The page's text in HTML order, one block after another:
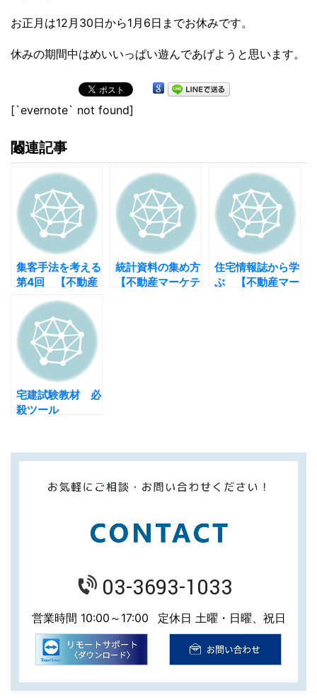
お正月は12月30日から1月6日までお休みです。
休みの期間中はめいいっぱい遊んであげようと思います。
[`evernote` not found]
関連記事
集客手法を考える
第4回 【不動産
マーケティング】
統計資料の集め方
【不動産マーケテ
住宅情報誌から学
ぶ 【不動産マー
宅建試験教材 必
殺ツール
03-3693-1033
営業時間 10:00～17:00 定休日 土曜・日曜、祝日